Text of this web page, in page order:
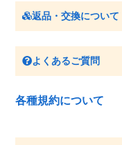
返品・交換について
よくあるご質問
各種規約について